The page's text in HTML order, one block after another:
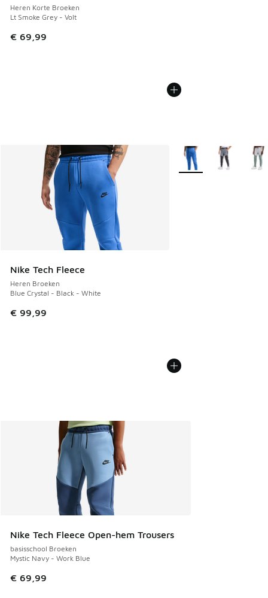
Heren Korte Broeken
Lt Smoke Grey - Volt
€ 69,99
Nike Tech Fleece
Heren Broeken
Blue Crystal - Black - White
€ 99,99
Meer kleuren
Nike Tech Fleece Open-hem Trousers
basisschool Broeken
Mystic Navy - Work Blue
€ 69,99